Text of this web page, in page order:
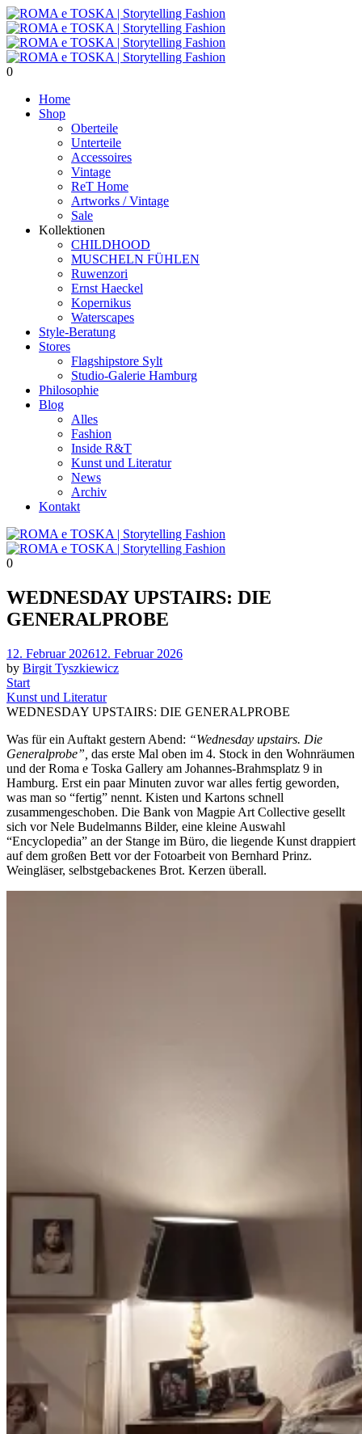
0
Home
Shop
Oberteile
Unterteile
Accessoires
Vintage
ReT Home
Artworks / Vintage
Sale
Kollektionen
CHILDHOOD
MUSCHELN FÜHLEN
Ruwenzori
Ernst Haeckel
Kopernikus
Waterscapes
Style-Beratung
Stores
Flagshipstore Sylt
Studio-Galerie Hamburg
Philosophie
Blog
Alles
Fashion
Inside R&T
Kunst und Literatur
News
Archiv
Kontakt
0
WEDNESDAY UPSTAIRS: DIE
GENERALPROBE
Posted
on
12. Februar 202612. Februar 2026
by Birgit Tyszkiewicz
Start
Kunst und Literatur
WEDNESDAY UPSTAIRS: DIE GENERALPROBE
Was für ein Auftakt gestern Abend: “Wednesday upstairs. Die
Generalprobe”, das erste Mal oben im 4. Stock in den Wohnräumen
und der Roma e Toska Gallery am Johannes-Brahmsplatz 9 in
Hamburg. Erst ein paar Minuten zuvor war alles fertig geworden,
was man so “fertig” nennt. Kisten und Kartons schnell
zusammengeschoben. Die Bank von Magpie Art Collective gesellt
sich vor Nele Budelmanns Bilder, eine kleine Auswahl
“Encyclopedia” an der Stange im Büro, die liegende Kunst drappiert
auf dem großen Bett vor der Fotoarbeit von Bernhard Prinz.
Weingläser, selbstgebackenes Brot. Kerzen überall.